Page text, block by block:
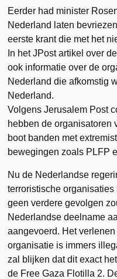
Eerder had minister
Nederland laten
eerste krant die met het
In het JPost artikel over
ook informatie over de
Nederland die afkomstig
Nederland.
Volgens Jerusalem Post
hebben de organisatoren
boot banden met
bewegingen zoals PLFP
Nu de Nederlandse
terroristische
geen verdere gevolgen
Nederlandse deelname
aangevoerd. Het
organisatie is immers
zal blijken dat dit exact
de Free Gaza Flotilla 2.